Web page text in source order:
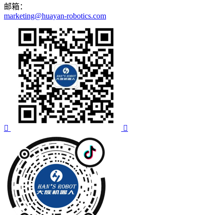
邮箱：
marketing@huayan-robotics.com